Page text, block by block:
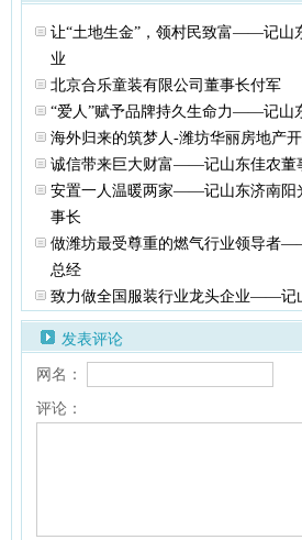
让“土地生金”，领村民致富——记山
业
北京合乐童装有限公司董事长付军
“爱人”赋予品牌持久生命力——记山
海外归来的筑梦人-潍坊华丽房地产
诚信带来巨大财富——记山东佳农董
安置一人温暖两家——记山东济南阳
事长
做潍坊最受尊重的燃气行业领导者
总经
致力做全国服装行业龙头企业——记
发表评论
网名：
评论：